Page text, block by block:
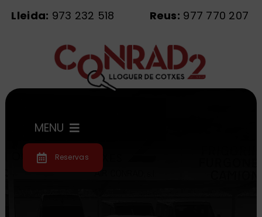
Saltar
Lleida: 973 232 518 Reus: 977 770 207
MENU
Reservas